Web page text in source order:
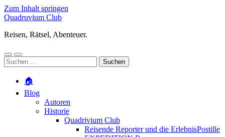
Zum Inhalt springen
Quadruvium Club
Reisen, Rätsel, Abenteuer.
Mobile-
Menü
Suchfeld
ein-/ausblenden
Suchen
nach:
🏠
Blog
Autoren
Historie
Quadrivium Club
Reisende Reporter und die ErlebnisPostille